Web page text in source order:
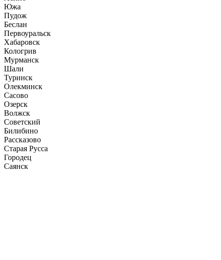
Южа
Пудож
Беслан
Первоуральск
Хабаровск
Кологрив
Мурманск
Шали
Туринск
Олекминск
Сасово
Озерск
Волжск
Советский
Билибино
Рассказово
Старая Русса
Городец
Саянск